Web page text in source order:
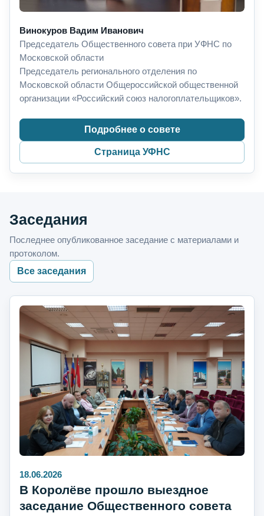
Винокуров Вадим Иванович
Председатель Общественного совета при УФНС по
Московской области
Председатель регионального отделения по
Московской области Общероссийской общественной
организации «Российский союз налогоплательщиков».
Подробнее о совете
Страница УФНС
Заседания
Последнее опубликованное заседание с материалами и
протоколом.
Все заседания
18.06.2026
В Королёве прошло выездное
заседание Общественного совета